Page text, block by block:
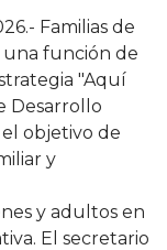
Familias de
una función de
"Aquí
Desarrollo
objetivo de
y
y adultos en
El secretario